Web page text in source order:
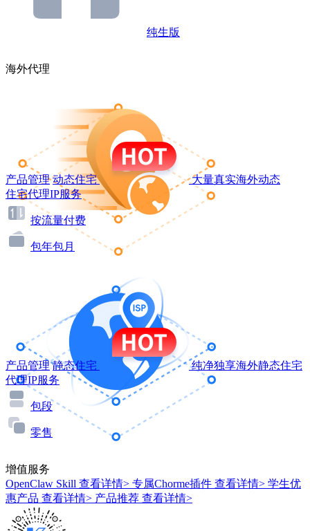
纯生版
海外代理
产品管理 动态住宅
大量真实海外动态
住宅代理IP服务
按流量付费
包年包月
产品管理 静态住宅
纯净独享海外静态住宅
代理IP服务
包段
零售
增值服务
OpenClaw Skill 查看详情> 专属Chorme插件 查看详情> 学生优
惠产品 查看详情> 产品推荐 查看详情>